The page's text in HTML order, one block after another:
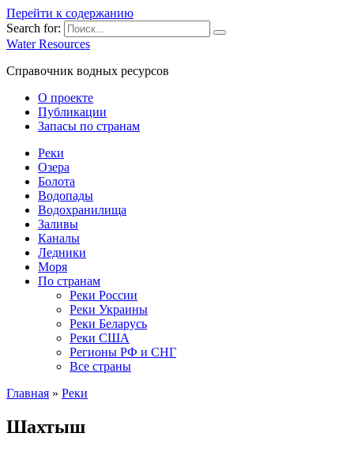
Перейти к содержанию
Search for:
Water Resources
Справочник водных ресурсов
О проекте
Публикации
Запасы по странам
Реки
Озера
Болота
Водопады
Водохранилища
Заливы
Каналы
Ледники
Моря
По странам
Реки России
Реки Украины
Реки Беларусь
Реки США
Регионы РФ и СНГ
Все страны
Главная » Реки
Шахтыш